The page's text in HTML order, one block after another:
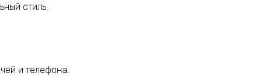
стиль.
и телефона.